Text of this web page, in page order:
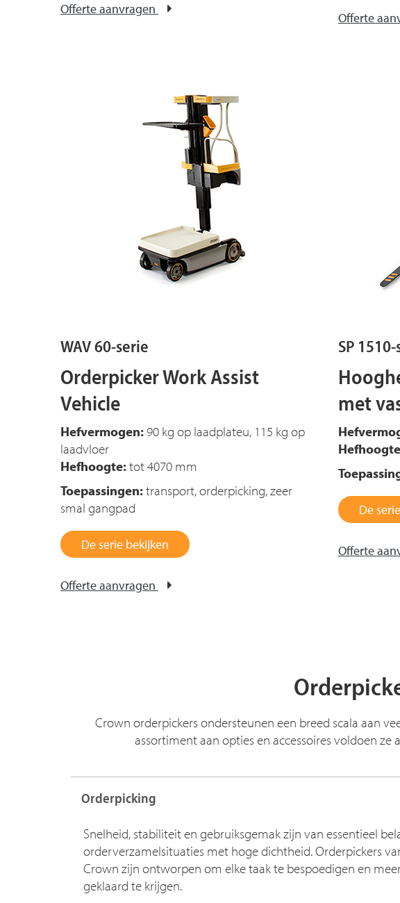
Offerte aanvragen
Offerte
WAV 60-serie
Orderpicker Work Assist
Vehicle
Hefvermogen: 90 kg op laadplateu, 115 kg op
laadvloer
Hefhoogte:tot 4070 mm
Toepassingen:transport, orderpicking, zeer
smal gangpad
De serie bekijken
Offerte aanvragen
SP
met
De
Offerte
Crown orderpickers ondersteunen een breed scala aan
assortiment aan opties en accessoires voldoen
Orderpicking
Snelheid, stabiliteit en gebruiksgemak zijn van essentieel
orderverzamelsituaties met hoge dichtheid. Orderpickers
Crown zijn ontworpen om elke taak te bespoedigen en
geklaard te krijgen.